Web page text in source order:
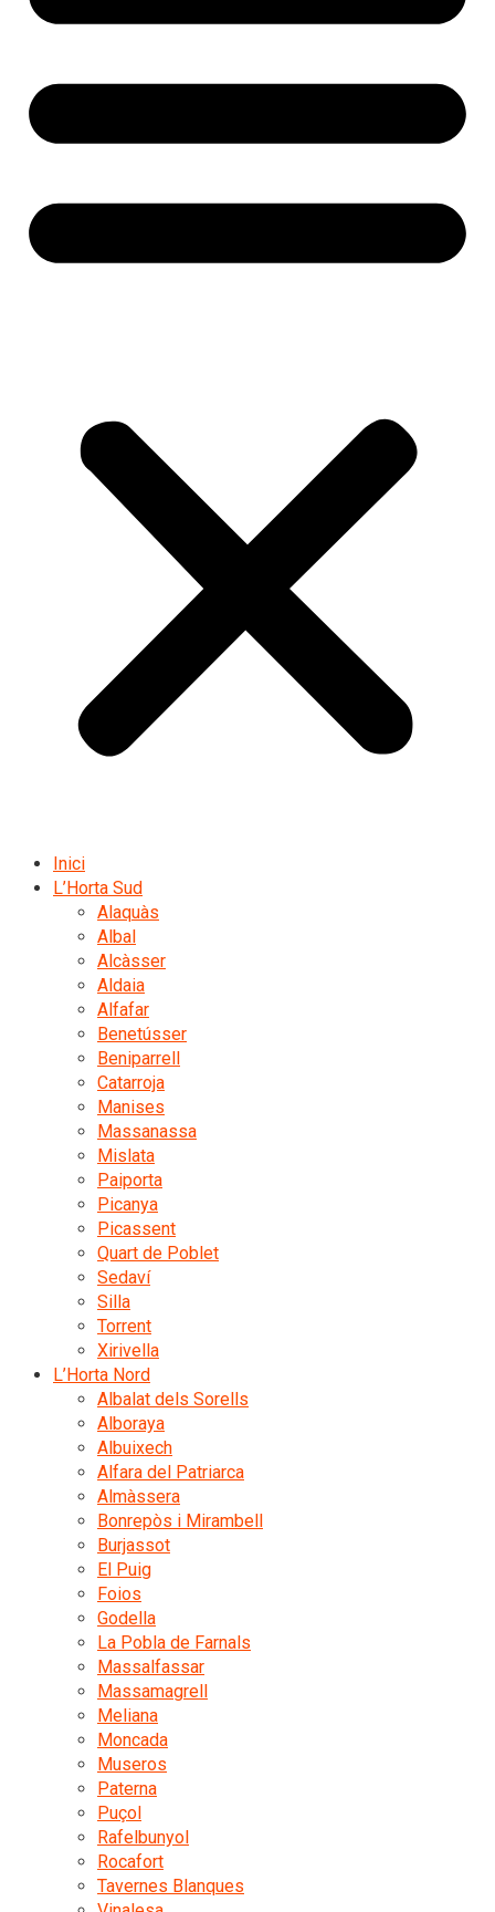
Inici
L’Horta Sud
Alaquàs
Albal
Alcàsser
Aldaia
Alfafar
Benetússer
Beniparrell
Catarroja
Manises
Massanassa
Mislata
Paiporta
Picanya
Picassent
Quart de Poblet
Sedaví
Silla
Torrent
Xirivella
L’Horta Nord
Albalat dels Sorells
Alboraya
Albuixech
Alfara del Patriarca
Almàssera
Bonrepòs i Mirambell
Burjassot
El Puig
Foios
Godella
La Pobla de Farnals
Massalfassar
Massamagrell
Meliana
Moncada
Museros
Paterna
Puçol
Rafelbunyol
Rocafort
Tavernes Blanques